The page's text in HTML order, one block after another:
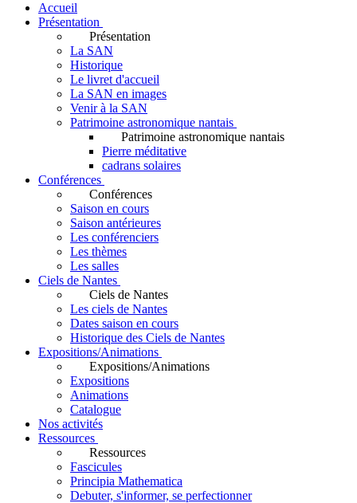
Accueil
Présentation
Présentation
La SAN
Historique
Le livret d'accueil
La SAN en images
Venir à la SAN
Patrimoine astronomique nantais
Patrimoine astronomique nantais
Pierre méditative
cadrans solaires
Conférences
Conférences
Saison en cours
Saison antérieures
Les conférenciers
Les thèmes
Les salles
Ciels de Nantes
Ciels de Nantes
Les ciels de Nantes
Dates saison en cours
Historique des Ciels de Nantes
Expositions/Animations
Expositions/Animations
Expositions
Animations
Catalogue
Nos activités
Ressources
Ressources
Fascicules
Principia Mathematica
Debuter, s'informer, se perfectionner